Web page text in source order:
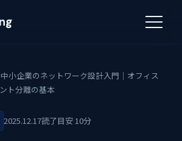
中小企業のネットワーク設計入門｜オフィス
ト分離の基本
2025.12.17読了目安 10分